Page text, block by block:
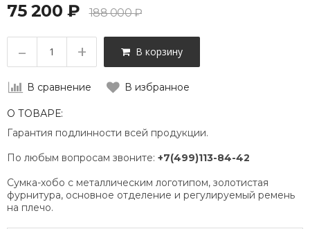
75 200 ₽ 188 000 ₽
– + В корзину
В сравнение В избранное
О ТОВАРЕ:
Гарантия подлинности всей продукции.
По любым вопросам звоните: +7(499)113-84-42
Сумка-хобо с металлическим логотипом, золотистая
фурнитура, основное отделение и регулируемый ремень
на плечо.